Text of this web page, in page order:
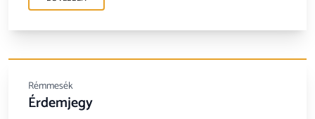
Rémmesék
Érdemjegy